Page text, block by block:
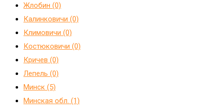
Жлобин (0)
Калинковичи (0)
Климовичи (0)
Костюковичи (0)
Кричев (0)
Лепель (0)
Минск (5)
Минская обл. (1)